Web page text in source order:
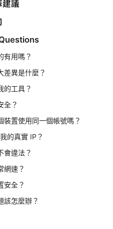
建議
有用嗎？
差異是什麼？
的工具？
全？
裝置使用同一個帳號嗎？
的真實 IP？
會違法？
網速？
安全？
該怎麼辦？